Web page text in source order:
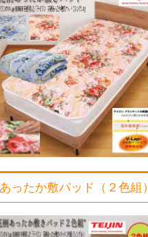
あったか敷パッド（２色組）